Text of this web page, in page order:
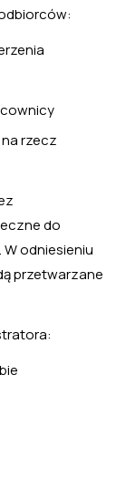
rzecz
do
odniesieniu
przetwarzane